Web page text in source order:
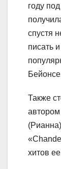
году
спустя
писать
Также
автором
хитов